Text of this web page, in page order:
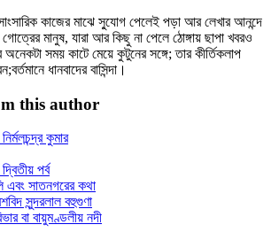
সাংসারিক কাজের মাঝে সু্যোগ পেলেই পড়া আর লেখার আনন্দে
মানুষ, যারা আর কিছু না পেলে ঠোঙ্গায় ছাপা খবরও
সময় কাটে মেয়ে কুটুনের সঙ্গে; তার কীর্তিকলাপ
ধানবাদের বাসিন্দা।
this author
কুমার
পর্ব
এবং সাতনগরের কথা
সুন্দরলাল বহুগুণা
বা বায়ুমণ্ডলীয় নদী